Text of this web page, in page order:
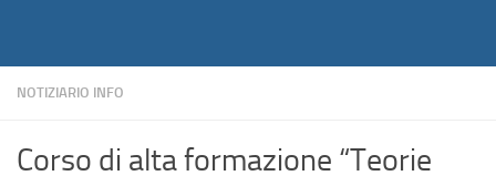
NOTIZIARIO INFO
Corso di alta formazione “Teorie